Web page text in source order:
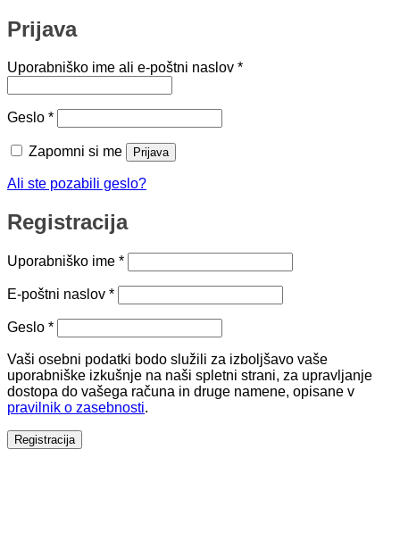
Prijava
Uporabniško ime ali e-poštni naslov *Zahtevano
Geslo *Zahtevano
Zapomni si me Prijava
Ali ste pozabili geslo?
Registracija
Uporabniško ime *Zahtevano
E-poštni naslov *Zahtevano
Geslo *Zahtevano
Vaši osebni podatki bodo služili za izboljšavo vaše
uporabniške izkušnje na naši spletni strani, za upravljanje
dostopa do vašega računa in druge namene, opisane v
pravilnik o zasebnosti.
Registracija